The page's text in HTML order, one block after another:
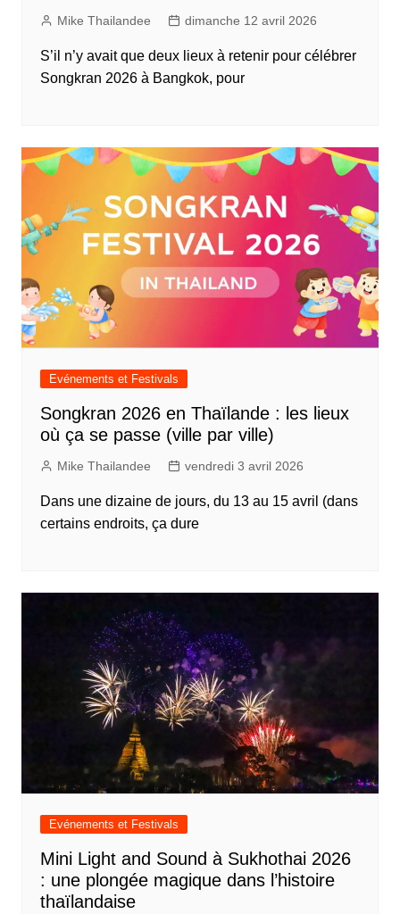
Mike Thailandee dimanche 12 avril 2026
S’il n’y avait que deux lieux à retenir pour célébrer
Songkran 2026 à Bangkok, pour
Evénements et Festivals
Songkran 2026 en Thaïlande : les lieux
où ça se passe (ville par ville)
Mike Thailandee vendredi 3 avril 2026
Dans une dizaine de jours, du 13 au 15 avril (dans
certains endroits, ça dure
Evénements et Festivals
Mini Light and Sound à Sukhothai 2026
: une plongée magique dans l’histoire
thaïlandaise